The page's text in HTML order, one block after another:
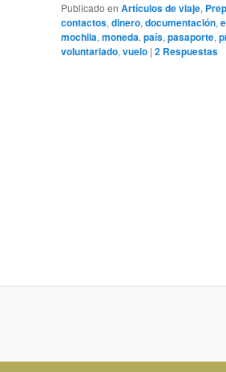
Publicado en Artículos de viaje,
contactos, dinero, documentación,
mochila, moneda, país, pasaporte,
voluntariado, vuelo | 2 Respuestas